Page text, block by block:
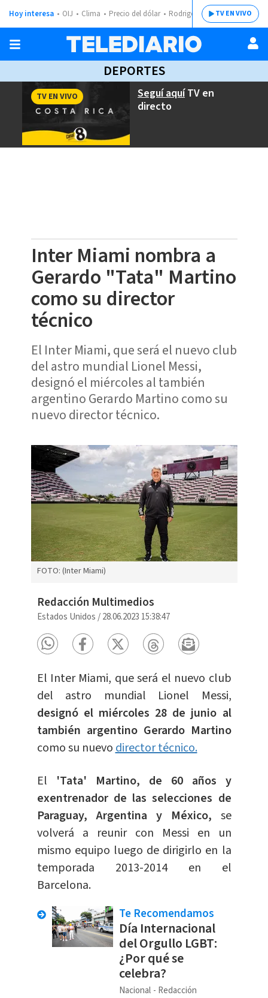
Hoy interesa OIJ Clima Precio del dólar Rodrigo ChavesTV EN VIVO
DEPORTES
Seguí aquíTV en
directo
TV EN VIVO
Inter Miami nombra a
Gerardo "Tata" Martino
como su director
técnico
El Inter Miami, que será el nuevo club
del astro mundial Lionel Messi,
designó el miércoles al también
argentino Gerardo Martino como su
nuevo director técnico.
FOTO: (Inter Miami)
Redacción Multimedios
Estados Unidos /28.06.2023 15:38:47
El Inter Miami, que será el nuevo club
del astro mundial Lionel Messi,
designó el miércoles 28 de junio al
también argentino Gerardo Martino
como su nuevodirector técnico.
El 'Tata' Martino, de 60 años y
exentrenador de las selecciones de
Paraguay, Argentina y México, se
volverá a reunir con Messi en un
mismo equipo luego de dirigirlo en la
temporada 2013-2014 en el
Barcelona.
Te Recomendamos
Día Internacional
del Orgullo LGBT:
¿Por qué se
celebra?
Nacional
Redacción